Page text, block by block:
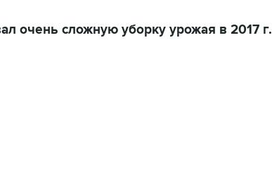
очень сложную уборку урожая в 2017 г.